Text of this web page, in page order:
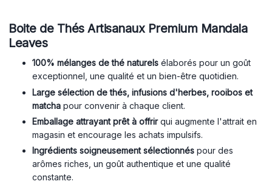
Boite de Thés Artisanaux Premium Mandala
Leaves
100% mélanges de thé naturels élaborés pour un goût
exceptionnel, une qualité et un bien-être quotidien.
Large sélection de thés, infusions d'herbes, rooibos et
matcha pour convenir à chaque client.
Emballage attrayant prêt à offrirqui augmente l'attrait en
magasin et encourage les achats impulsifs.
Ingrédients soigneusement sélectionnéspour des
arômes riches, un goût authentique et une qualité
constante.